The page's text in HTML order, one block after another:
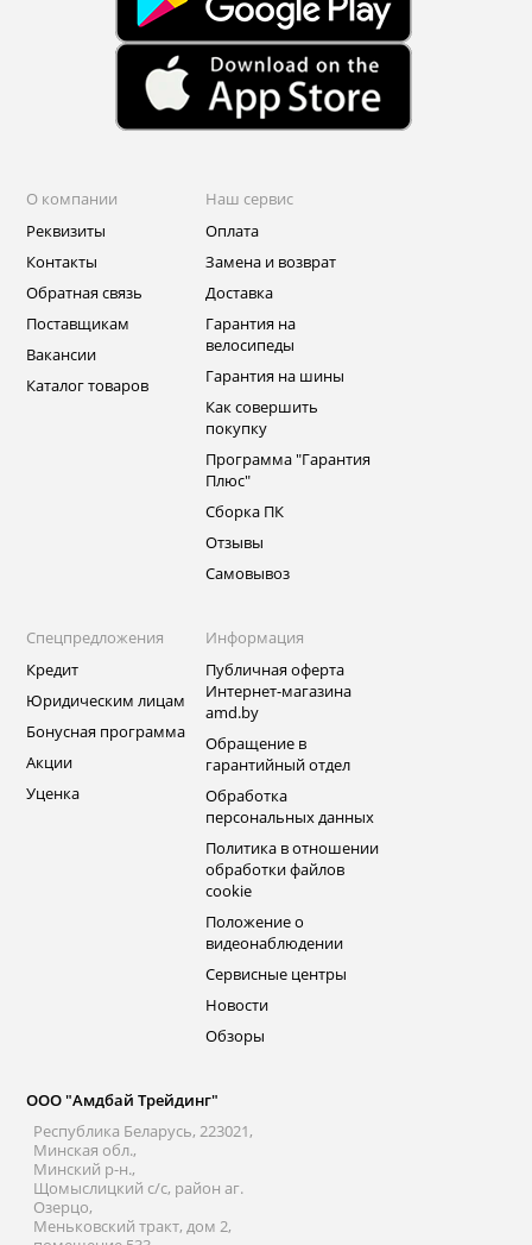
О компании
Реквизиты
Контакты
Обратная связь
Поставщикам
Вакансии
Каталог товаров
Наш сервис
Оплата
Замена и возврат
Доставка
Гарантия на
велосипеды
Гарантия на шины
Как совершить
покупку
Программа "Гарантия
Плюс"
Сборка ПК
Отзывы
Самовывоз
Спецпредложения
Кредит
Юридическим лицам
Бонусная программа
Акции
Уценка
Информация
Публичная оферта
Интернет-магазина
amd.by
Обращение в
гарантийный отдел
Обработка
персональных данных
Политика в отношении
обработки файлов
cookie
Положение о
видеонаблюдении
Сервисные центры
Новости
Обзоры
ООО "Амдбай Трейдинг"
Республика Беларусь, 223021,
Минская обл.,
Минский р-н.,
Щомыслицкий с/с, район аг.
Озерцо,
Меньковский тракт, дом 2,